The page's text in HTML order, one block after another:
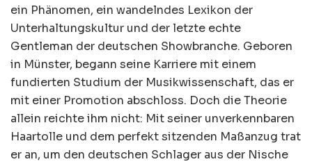
ein Phänomen, ein wandelndes Lexikon der
Unterhaltungskultur und der letzte echte
Gentleman der deutschen Showbranche. Geboren
in Münster, begann seine Karriere mit einem
fundierten Studium der Musikwissenschaft, das er
mit einer Promotion abschloss. Doch die Theorie
allein reichte ihm nicht: Mit seiner unverkennbaren
Haartolle und dem perfekt sitzenden Maßanzug trat
er an, um den deutschen Schlager aus der Nische